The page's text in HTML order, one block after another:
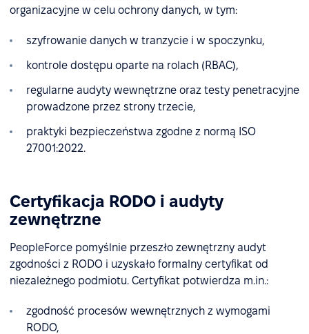
organizacyjne w celu ochrony danych, w tym:
szyfrowanie danych w tranzycie i w spoczynku,
kontrole dostępu oparte na rolach (RBAC),
regularne audyty wewnętrzne oraz testy penetracyjne
prowadzone przez strony trzecie,
praktyki bezpieczeństwa zgodne z normą ISO
27001:2022.
Certyfikacja RODO i audyty
zewnętrzne
PeopleForce pomyślnie przeszło zewnętrzny audyt
zgodności z RODO i uzyskało formalny certyfikat od
niezależnego podmiotu. Certyfikat potwierdza m.in.:
zgodność procesów wewnętrznych z wymogami
RODO,